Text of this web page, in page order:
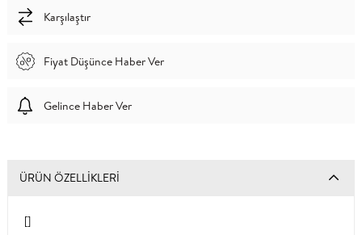
Karşılaştır
Fiyat Düşünce Haber Ver
Gelince Haber Ver
ÜRÜN ÖZELLIKLERI
[]